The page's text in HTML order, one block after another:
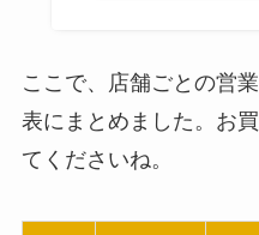
ここで、店舗ごとの営
表にまとめました。お
てくださいね。